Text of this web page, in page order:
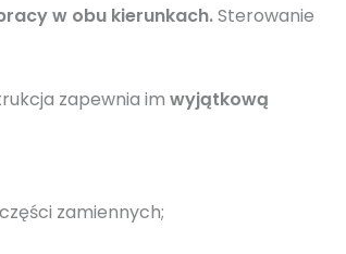
w obu kierunkach.Sterowanie
zapewnia im wyjątkową
zamiennych;